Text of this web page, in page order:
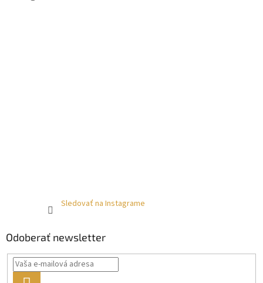
Sledovať na Instagrame
Odoberať newsletter